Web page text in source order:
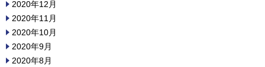
2020年12月
2020年11月
2020年10月
2020年9月
2020年8月